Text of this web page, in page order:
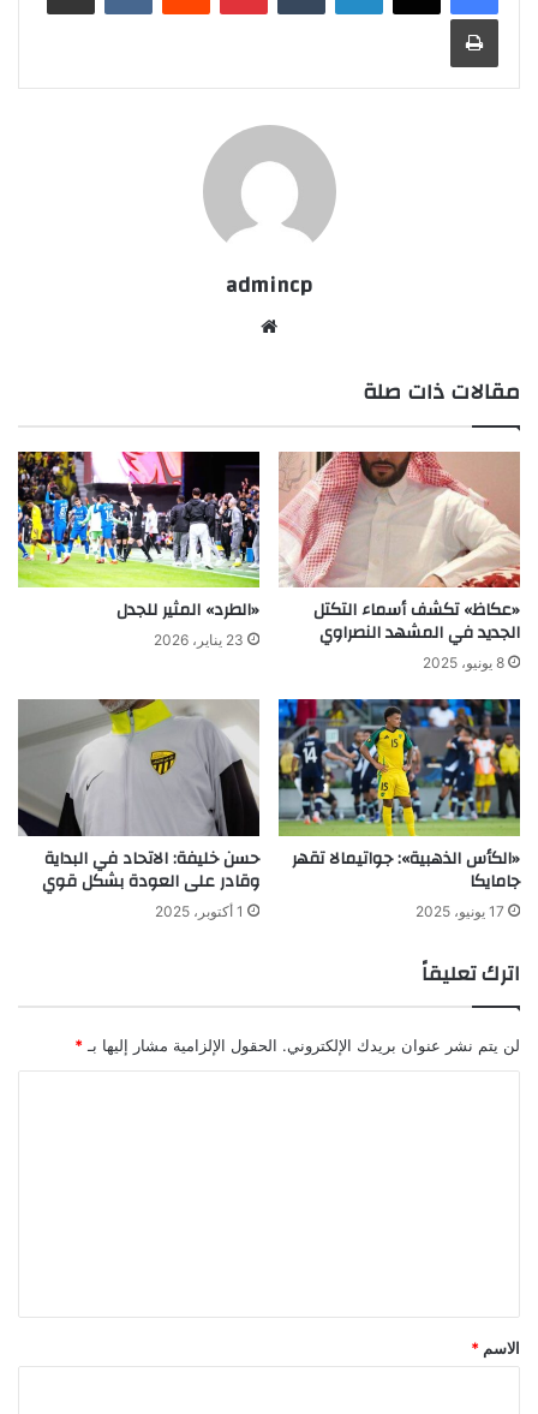
admincp
مقالات ذات صلة
«عكاظ» تكشف أسماء التكتل
الجديد في المشهد النصراوي
8 يونيو، 2025
«الطرد» المثير للجدل
23 يناير، 2026
«الكأس الذهبية»: جواتيمالا تقهر
جامايكا
17 يونيو، 2025
حسن خليفة: الاتحاد في البداية
وقادر على العودة بشكل قوي
1 أكتوبر، 2025
اترك تعليقاً
لن يتم نشر عنوان بريدك الإلكتروني. الحقول الإلزامية مشار إليها بـ *
*
الاسم *